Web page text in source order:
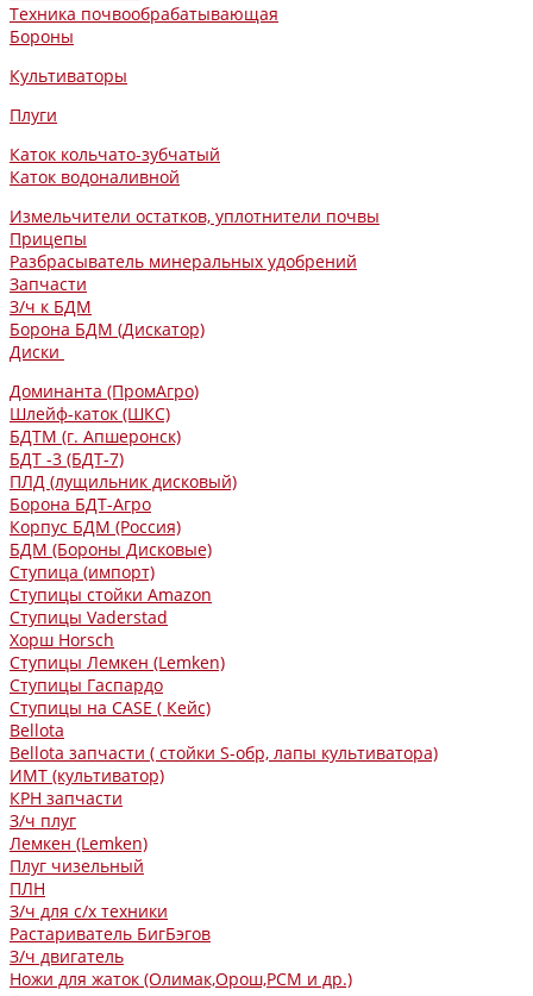
Техника почвообрабатывающая
Бороны
Культиваторы
Плуги
Каток кольчато-зубчатый
Каток водоналивной
Измельчители остатков, уплотнители почвы
Прицепы
Разбрасыватель минеральных удобрений
Запчасти
З/ч к БДМ
Борона БДМ (Дискатор)
Диски
Доминанта (ПромАгро)
Шлейф-каток (ШКС)
БДТМ (г. Апшеронск)
БДТ -3 (БДТ-7)
ПЛД (лущильник дисковый)
Борона БДТ-Агро
Корпус БДМ (Россия)
БДМ (Бороны Дисковые)
Ступица (импорт)
Ступицы стойки Amazon
Ступицы Vaderstad
Хорш Horsch
Ступицы Лемкен (Lemken)
Ступицы Гаспардо
Ступицы на CASE ( Кейс)
Bellota
Bellota запчасти ( стойки S-обр, лапы культиватора)
ИМТ (культиватор)
КРН запчасти
З/ч плуг
Лемкен (Lemken)
Плуг чизельный
ПЛН
З/ч для с/х техники
Растариватель БигБэгов
З/ч двигатель
Ножи для жаток (Олимак,Орош,РСМ и др.)